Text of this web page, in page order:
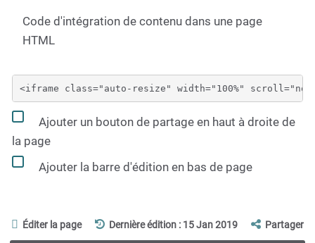
Code d'intégration de contenu dans une page
HTML
Ajouter un bouton de partage en haut à droite de
la page
Ajouter la barre d'édition en bas de page
Éditer la page Dernière édition : 15 Jan 2019 Partager